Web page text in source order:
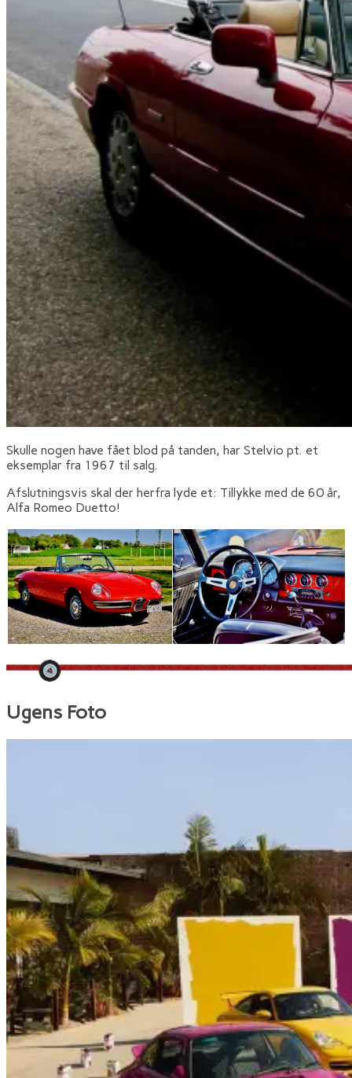
Skulle nogen have fået blod på tanden, har Stelvio pt. et
eksemplar fra 1967 til salg.
Afslutningsvis skal der herfra lyde et: Tillykke med de 60 år,
Alfa Romeo Duetto!
Ugens Foto